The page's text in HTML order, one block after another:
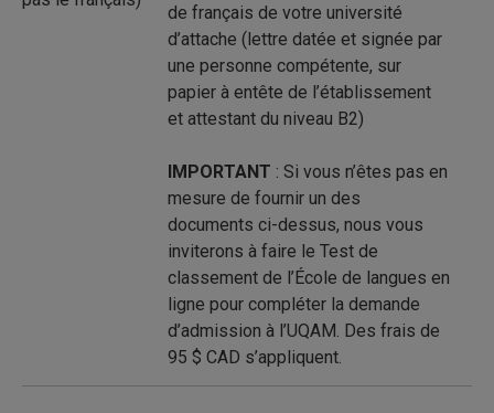
de français de votre université
d’attache (lettre datée et signée par
une personne compétente, sur
papier à entête de l’établissement
et attestant du niveau B2)
IMPORTANT : Si vous n’êtes pas en
mesure de fournir un des
documents ci-dessus, nous vous
inviterons à faire le Test de
classement de l’École de langues en
ligne pour compléter la demande
d’admission à l’UQAM. Des frais de
95 $ CAD s’appliquent.